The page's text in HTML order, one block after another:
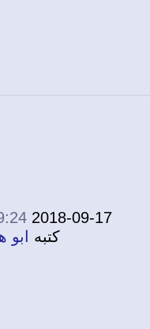
2018-09-17
09:24 AM
كتبهابو هديل